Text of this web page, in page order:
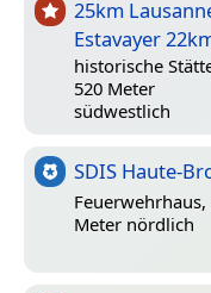
25km
Estavayer
historische
520 Meter
südwestlich
SDIS Haute-
Feuerwehrhaus,
Meter nördlich